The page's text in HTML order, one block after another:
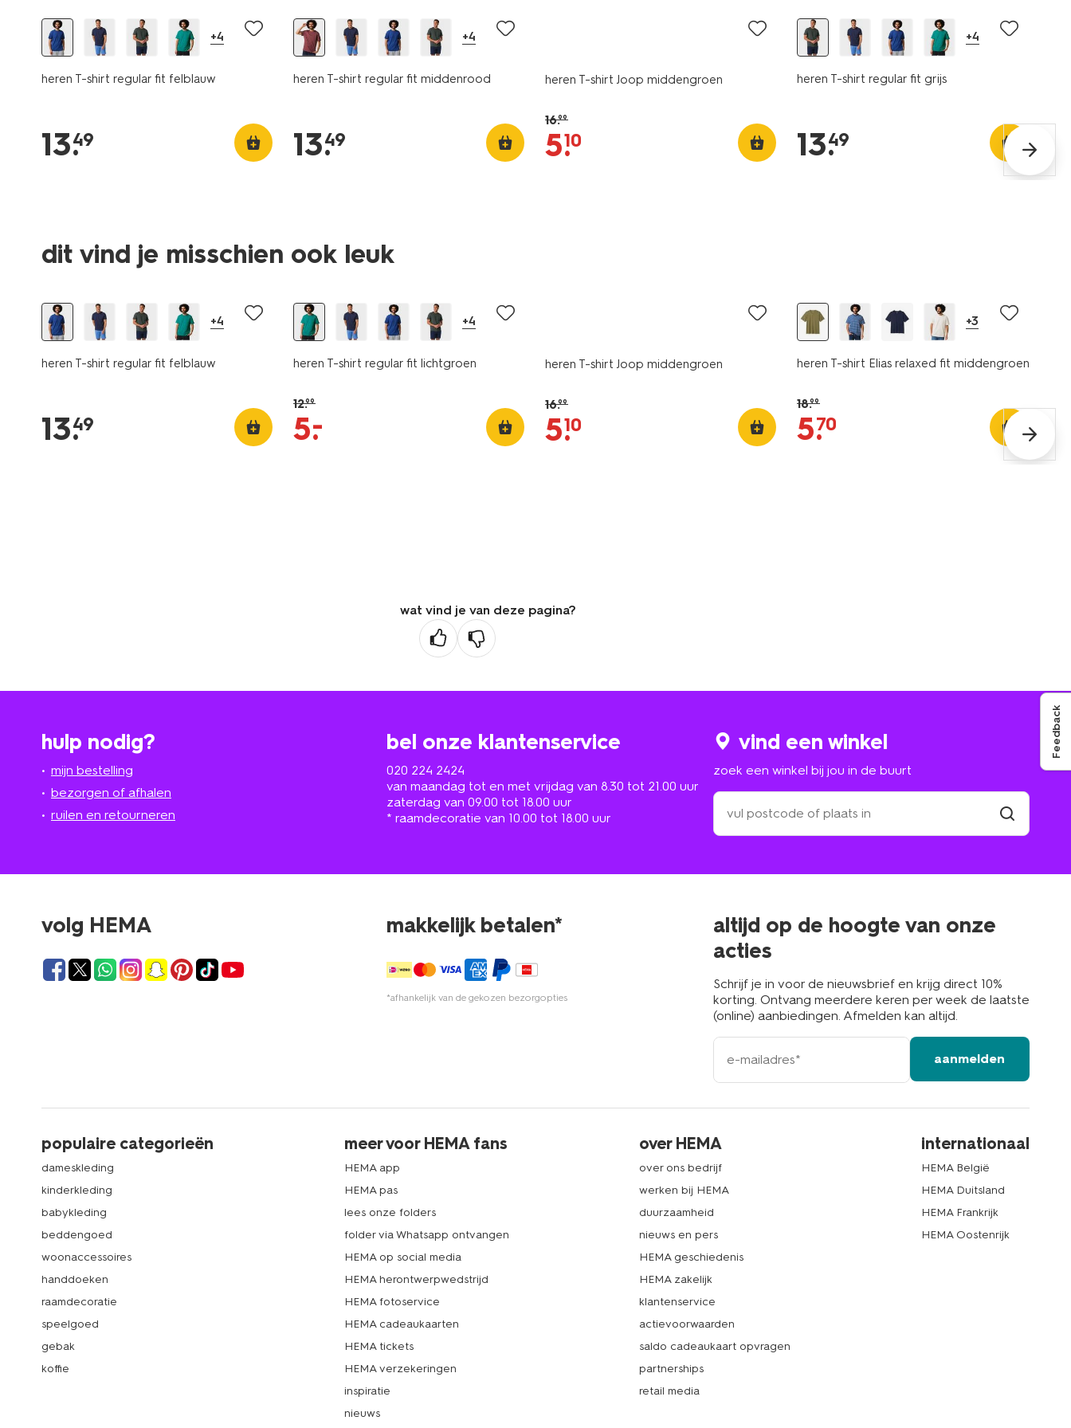
+4
heren T-shirt regular fit felblauw
13.
49
+4
heren T-shirt regular fit middenrood
13.
49
heren T-shirt Joop middengroen
16.99
5.
10
+4
heren T-shirt regular fit grijs
13.
49
dit vind je misschien ook leuk
essential
+4
heren T-shirt regular fit felblauw
13.
49
essential
+4
heren T-shirt regular fit lichtgroen
12.99
5.
–
heren T-shirt Joop middengroen
16.99
5.
10
+3
heren T-shirt Elias relaxed fit middengroen
18.99
5.
70
wat vind je van deze pagina?
hulp nodig?
mijn bestelling
bezorgen of afhalen
ruilen en retourneren
bel onze klantenservice
020 224 2424
van maandag tot en met vrijdag van 8.30 tot 21.00 uur
zaterdag van 09.00 tot 18.00 uur
* raamdecoratie van 10.00 tot 18.00 uur
vind een winkel
zoek een winkel bij jou in de buurt
zoek
een
winkel
in
volg HEMA makkelijk betalen*
*afhankelijk van de gekozen bezorgopties
altijd op de hoogte van onze
acties
Schrijf je in voor de nieuwsbrief en krijg direct 10%
korting. Ontvang meerdere keren per week de laatste
(online) aanbiedingen. Afmelden kan altijd.
e-
mailadres
aanmelden
populaire categorieën
dameskleding
kinderkleding
babykleding
beddengoed
woonaccessoires
handdoeken
raamdecoratie
speelgoed
gebak
koffie
meer voor HEMA fans
HEMA app
HEMA pas
lees onze folders
folder via Whatsapp ontvangen
HEMA op social media
HEMA herontwerpwedstrijd
HEMA fotoservice
HEMA cadeaukaarten
HEMA tickets
HEMA verzekeringen
inspiratie
nieuws
over HEMA
over ons bedrijf
werken bij HEMA
duurzaamheid
nieuws en pers
HEMA geschiedenis
HEMA zakelijk
klantenservice
actievoorwaarden
saldo cadeaukaart opvragen
partnerships
retail media
internationaal
HEMA België
HEMA Duitsland
HEMA Frankrijk
HEMA Oostenrijk
Feedback